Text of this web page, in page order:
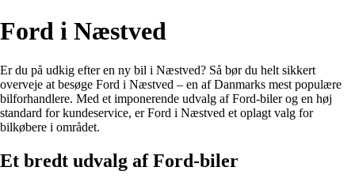
Ford i Næstved
Er du på udkig efter en ny bil i Næstved? Så bør du helt sikkert
overveje at besøge Ford i Næstved – en af Danmarks mest populære
bilforhandlere. Med et imponerende udvalg af Ford-biler og en høj
standard for kundeservice, er Ford i Næstved et oplagt valg for
bilkøbere i området.
Et bredt udvalg af Ford-biler